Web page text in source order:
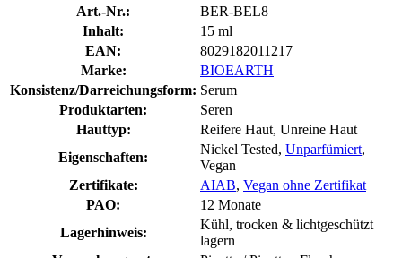
Art.-Nr.:
BER-BEL8
Inhalt:
15 ml
EAN:
8029182011217
Marke:
BIOEARTH
Konsistenz/Darreichungsform: Serum
Produktarten:
Seren
Hauttyp:
Reifere Haut, Unreine Haut
Eigenschaften:
Nickel Tested, Unparfümiert,
Vegan
Zertifikate:
AIAB, Vegan ohne Zertifikat
PAO:
12 Monate
Lagerhinweis:
Kühl, trocken & lichtgeschützt
lagern